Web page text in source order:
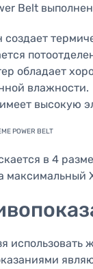
Belt
создает
обладает
влажности.
высокую
в 4
максимальный